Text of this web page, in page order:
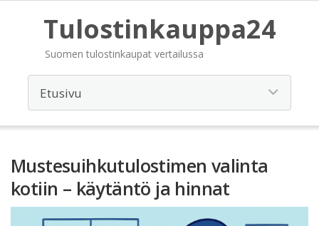
Tulostinkauppa24
Suomen tulostinkaupat vertailussa
Mustesuihkutulostimen valinta
kotiin – käytäntö ja hinnat